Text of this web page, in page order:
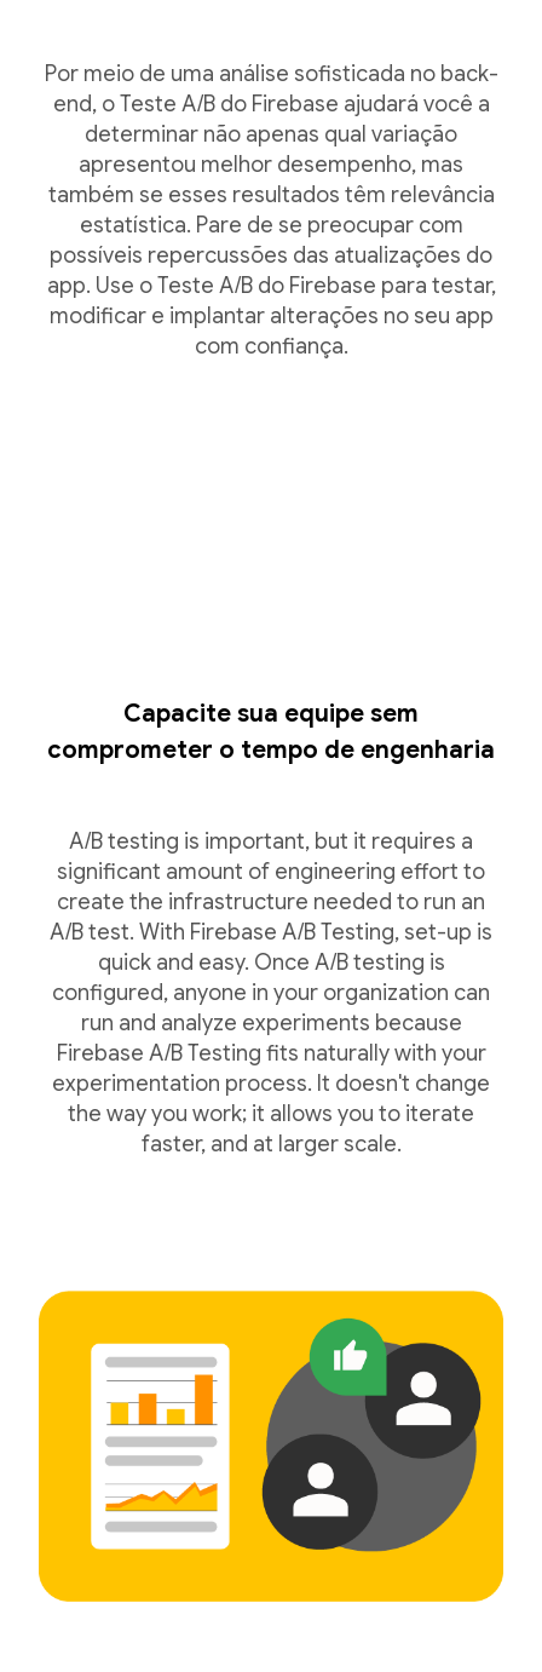
Por meio de uma análise sofisticada no back-
end, o Teste A/B do Firebase ajudará você a
determinar não apenas qual variação
apresentou melhor desempenho, mas
também se esses resultados têm relevância
estatística. Pare de se preocupar com
possíveis repercussões das atualizações do
app. Use o Teste A/B do Firebase para testar,
modificar e implantar alterações no seu app
com confiança.
Capacite sua equipe sem
comprometer o tempo de engenharia
A/B testing is important, but it requires a
significant amount of engineering effort to
create the infrastructure needed to run an
A/B test. With Firebase A/B Testing, set-up is
quick and easy. Once A/B testing is
configured, anyone in your organization can
run and analyze experiments because
Firebase A/B Testing fits naturally with your
experimentation process. It doesn't change
the way you work; it allows you to iterate
faster, and at larger scale.